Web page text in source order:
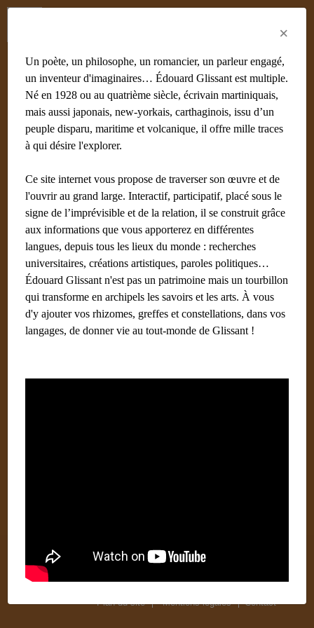
Beverley Ormerod
Écrit parNoudelmann François (Paris) Administrateur 10
février 2018
En écriture
Lieux en relation
Lieux au hasard
Souleymane Bachir Diagne
Institut du Tout-Monde
#Mots clés
×
Un poète, un philosophe, un romancier, un parleur engagé,
un inventeur d'imaginaires… Édouard Glissant est multiple.
Né en 1928 ou au quatrième siècle, écrivain martiniquais,
mais aussi japonais, new-yorkais, carthaginois, issu d’un
peuple disparu, maritime et volcanique, il offre mille traces
à qui désire l'explorer.
Ce site internet vous propose de traverser son œuvre et de
l'ouvrir au grand large. Interactif, participatif, placé sous le
signe de l’imprévisible et de la relation, il se construit grâce
aux informations que vous apporterez en différentes
langues, depuis tous les lieux du monde : recherches
universitaires, créations artistiques, paroles politiques…
Édouard Glissant n'est pas un patrimoine mais un tourbillon
qui transforme en archipels les savoirs et les arts. À vous
d'y ajouter vos rhizomes, greffes et constellations, dans vos
langages, de donner vie au tout-monde de Glissant !
Plan du site Mentions légales Contact